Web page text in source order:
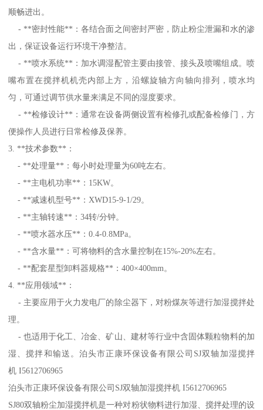
顺畅进出。
- **密封性能**：各结合面之间密封严密，防止粉尘泄漏和水的渗
出，保证设备运行环境干净整洁。
- **喷水系统**：加水调湿配管主要由接管、接头及喷嘴组成。喷
嘴布置在搅拌机机壳内部上方，沿螺旋轴方向轴向排列，喷水均
匀，可通过调节供水量来满足不同的湿度要求。
- **检修设计**：通常在设备两侧设置有检修孔或配备检修门，方
便操作人员进行日常检修及保养。
3. **技术参数**：
- **处理量**：每小时处理量为60吨左右。
- **主电机功率**：15KW。
- **减速机型号**：XWD15-9-1/29。
- **主轴转速**：34转/分钟。
- **喷水器水压**：0.4-0.8MPa。
- **含水量**：可将物料的含水量控制在15%-20%左右。
- **配套星型卸料器规格**：400×400mm。
4. **应用领域**：
- 主要应用于火力发电厂的除尘器下，对粉煤灰等进行加湿搅拌处
理。
- 也适用于化工、冶金、矿山、建材等行业中含固体颗粒物料的加
湿、搅拌和输送。泊头市正康环保设备有限公司SJ双轴加湿搅拌
机 I5612706965
泊头市正康环保设备有限公司SJ双轴加湿搅拌机 I5612706965
SJ80双轴粉尘加湿搅拌机是一种对粉状物料进行加湿、搅拌处理的设